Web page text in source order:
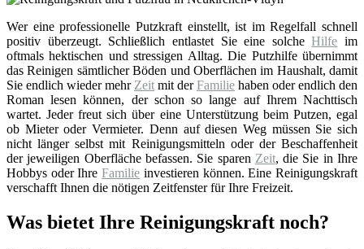
Wer eine professionelle Putzkraft einstellt, ist im Regelfall schnell
positiv überzeugt. Schließlich entlastet Sie eine solcheHilfe im
oftmals hektischen und stressigen Alltag. Die Putzhilfe übernimmt
das Reinigen sämtlicher Böden und Oberflächen im Haushalt, damit
Sie endlich wieder mehr Zeit mit derFamilie haben oder endlich den
Roman lesen können, der schon so lange auf Ihrem Nachttisch
wartet. Jeder freut sich über eine Unterstützung beim Putzen, egal
ob Mieter oder Vermieter. Denn auf diesen Weg müssen Sie sich
nicht länger selbst mit Reinigungsmitteln oder der Beschaffenheit
der jeweiligen Oberfläche befassen. Sie sparen Zeit, die Sie in Ihre
Hobbys oder IhreFamilie investieren können. Eine Reinigungskraft
verschafft Ihnen die nötigen Zeitfenster für Ihre Freizeit.
Was bietet Ihre Reinigungskraft noch?